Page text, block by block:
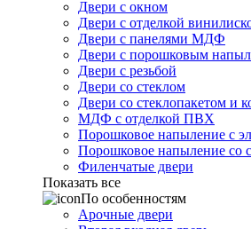
Двери с окном
Двери с отделкой
Двери с панелями МДФ
Двери с порошковым
Двери с резьбой
Двери со стеклом
Двери со стеклопакетом и
МДФ с отделкой ПВХ
Порошковое напыление с
Порошковое напыление со
Филенчатые двери
Показать все
По особенностям
Арочные двери